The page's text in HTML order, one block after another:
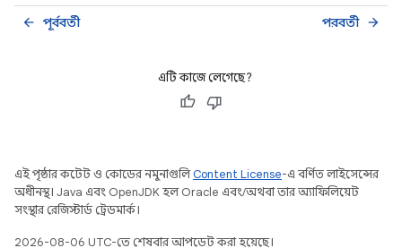
পূর্ববর্তী
arrow_back পরবর্তী arrow_forward
এটি কাজে লেগেছে?
এই পৃষ্ঠার কন্টেন্ট ও কোডের নমুনাগুলিContent License-এ বর্ণিত লাইসেন্সের
অধীনস্থ। Java এবং OpenJDK হল Oracle এবং/অথবা তার অ্যাফিলিয়েট
সংস্থার রেজিস্টার্ড ট্রেডমার্ক।
2026-08-06 UTC-তে শেষবার আপডেট করা হয়েছে।